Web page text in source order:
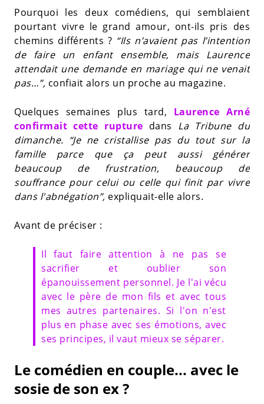
Pourquoi les deux comédiens, qui semblaient
pourtant vivre le grand amour, ont-ils pris des
chemins différents ? “Ils n’avaient pas l’intention
de faire un enfant ensemble, mais Laurence
attendait une demande en mariage qui ne venait
pas…”, confiait alors un proche au magazine.
Quelques semaines plus tard, Laurence Arné
confirmait cette rupture dans La Tribune du
dimanche. “Je ne cristallise pas du tout sur la
famille parce que ça peut aussi générer
beaucoup de frustration, beaucoup de
souffrance pour celui ou celle qui finit par vivre
dans l'abnégation”, expliquait-elle alors.
Avant de préciser :
Il faut faire attention à ne pas se
sacrifier et oublier son
épanouissement personnel. Je l'ai vécu
avec le père de mon fils et avec tous
mes autres partenaires. Si l'on n'est
plus en phase avec ses émotions, avec
ses principes, il vaut mieux se séparer.
Le comédien en couple... avec le
sosie de son ex ?